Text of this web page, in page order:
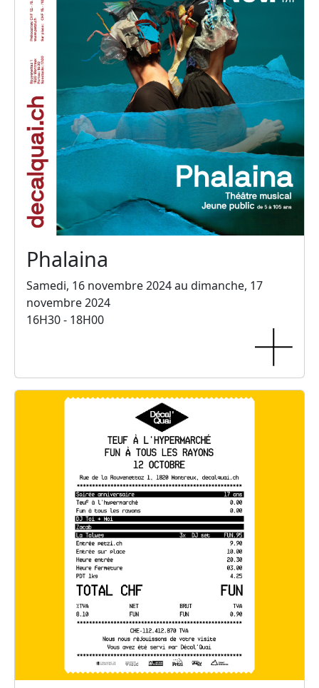
Phalaina
Samedi, 16 novembre 2024 au dimanche, 17
novembre 2024
16H30 - 18H00